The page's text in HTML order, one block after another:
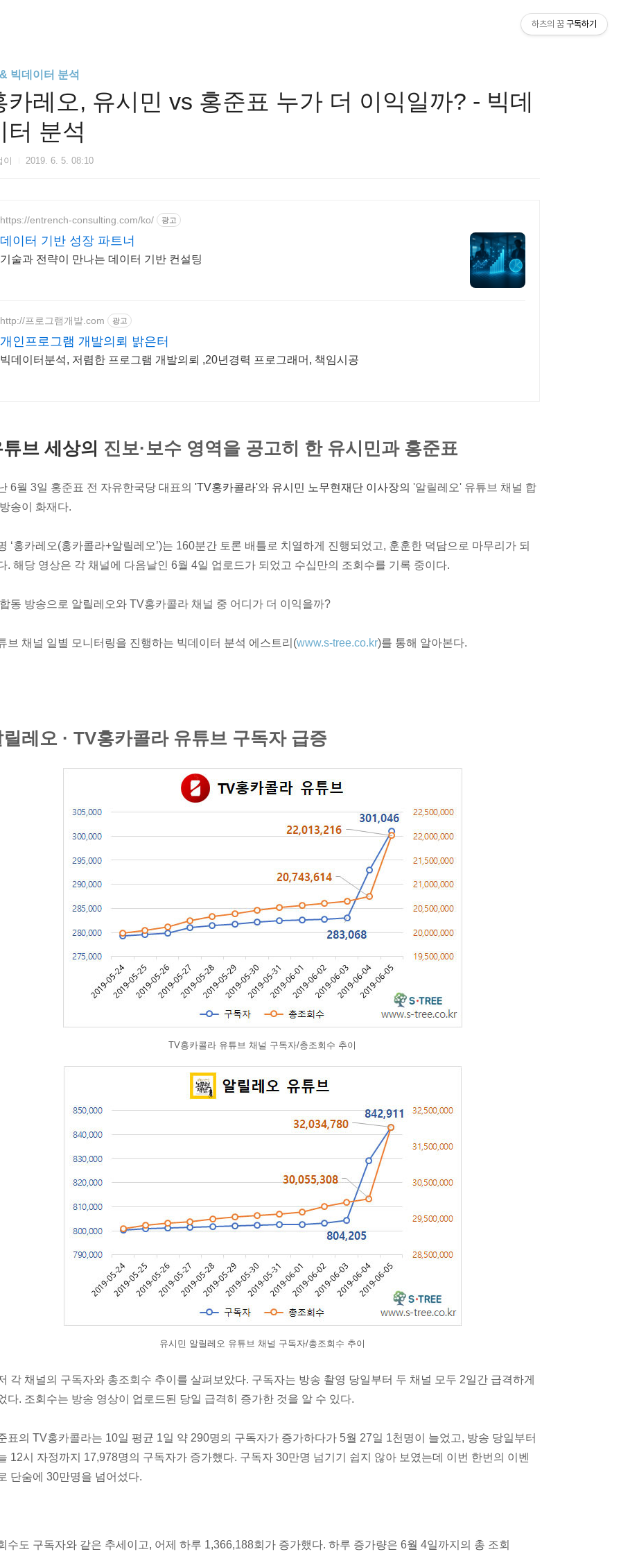
빅데이터 분석
카레오, 유시민 vs 홍준표 누가 더 이익일까? - 빅데
터 분석
2019. 6. 5. 08:10
https://entrench-consulting.com/ko/ 광고
데이터 기반 성장 파트너
기술과 전략이 만나는 데이터 기반 컨설팅
http://프로그램개발.com 광고
개인프로그램 개발의뢰 밝은터
빅데이터분석, 저렴한 프로그램 개발의뢰 ,20년경력 프로그래머, 책임시공
브 세상의 진보·보수 영역을 공고히 한 유시민과 홍준표
6월 3일 홍준표 전 자유한국당 대표의 'TV홍카콜라'와 유시민 노무현재단 이사장의 '알릴레오' 유튜브 채널 합
송이 화재다.
‘홍카레오(홍카콜라+알릴레오’)는 160분간 토론 배틀로 치열하게 진행되었고, 훈훈한 덕담으로 마무리가 되
. 해당 영상은 각 채널에 다음날인 6월 4일 업로드가 되었고 수십만의 조회수를 기록 중이다.
동 방송으로 알릴레오와 TV홍카콜라 채널 중 어디가 더 이익을까?
브 채널 일별 모니터링을 진행하는 빅데이터 분석 에스트리(www.s-tree.co.kr)를 통해 알아본다.
레오 · TV홍카콜라 유튜브 구독자 급증
TV홍카콜라 유튜브 채널 구독자/총조회수 추이
유시민 알릴레오 유튜브 채널 구독자/총조회수 추이
각 채널의 구독자와 총조회수 추이를 살펴보았다. 구독자는 방송 촬영 당일부터 두 채널 모두 2일간 급격하게
다. 조회수는 방송 영상이 업로드된 당일 급격히 증가한 것을 알 수 있다.
표의 TV홍카콜라는 10일 평균 1일 약 290명의 구독자가 증가하다가 5월 27일 1천명이 늘었고, 방송 당일부터
12시 자정까지 17,978명의 구독자가 증가했다. 구독자 30만명 넘기기 쉽지 않아 보였는데 이번 한번의 이벤
단숨에 30만명을 넘어섰다.
수도 구독자와 같은 추세이고, 어제 하루 1,366,188회가 증가했다. 하루 증가량은 6월 4일까지의 총 조회
하츠의 꿈 구독하기